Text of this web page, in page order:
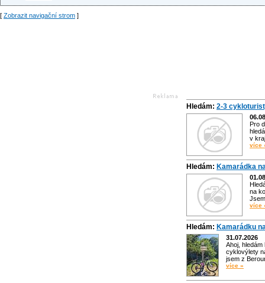
[ Zobrazit navigační strom ]
Hledám: 2-3
Pro
v
více
Hledám: Kamarádka
na
více
Hledám: Kamarádku
31.07.2026
Ahoj,
cyklovýlety
jsem z
více »